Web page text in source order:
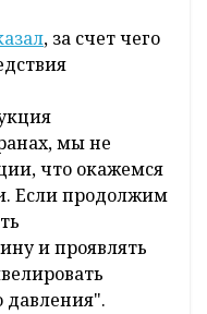
, за счет чего
мы не
что окажемся
Если продолжим
и проявлять
давления".